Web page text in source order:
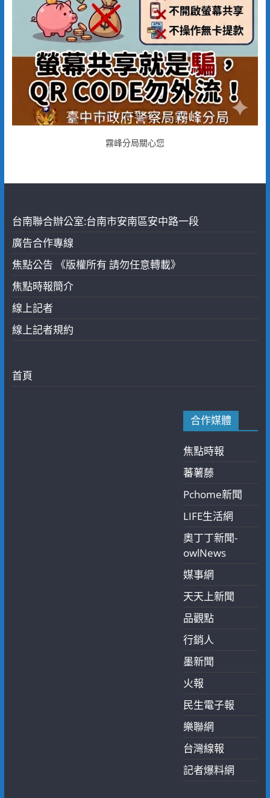
霧峰分局關心您
台南聯合辦公室:台南市安南區安中路一段
廣告合作專線
焦點公告 《版權所有 請勿任意轉載》
焦點時報簡介
線上記者
線上記者規約
首頁
合作媒體
焦點時報
蕃薯藤
Pchome新聞
LIFE生活網
奧丁丁新聞-
owlNews
媒事網
天天上新聞
品觀點
行銷人
墨新聞
火報
民生電子報
樂聯網
台灣線報
記者爆料網